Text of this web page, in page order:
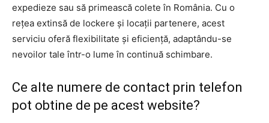
expedieze sau să primească colete în România. Cu o
rețea extinsă de lockere și locații partenere, acest
serviciu oferă flexibilitate și eficiență, adaptându-se
nevoilor tale într-o lume în continuă schimbare.
Ce alte numere de contact prin telefon
pot obtine de pe acest website?